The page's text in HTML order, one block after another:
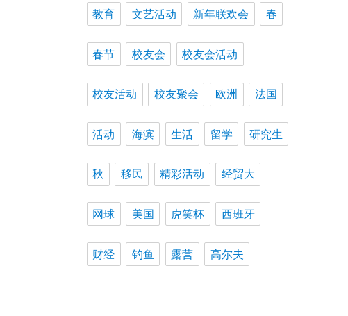
教育 文艺活动 新年联欢会 春
春节 校友会 校友会活动
校友活动 校友聚会 欧洲 法国
活动 海滨 生活 留学 研究生
秋 移民 精彩活动 经贸大
网球 美国 虎笑杯 西班牙
财经 钓鱼 露营 高尔夫